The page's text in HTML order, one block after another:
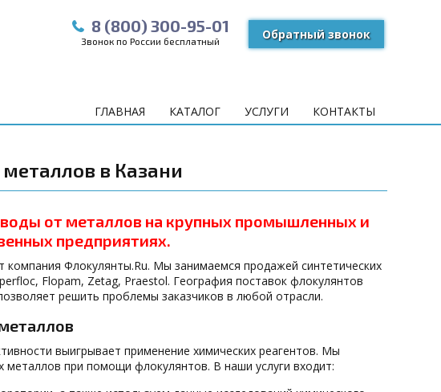
8 (800) 300-95-01
Звонок по России бесплатный Обратный звонок
ГЛАВНАЯ КАТАЛОГ УСЛУГИ КОНТАКТЫ
в Казани
от металлов на крупных промышленных и
предприятиях.
Флокулянты.Ru. Мы занимаемся продажей синтетических
Flopam, Zetag, Praestol. География поставок флокулянтов
решить проблемы заказчиков в любой отрасли.
выигрывает применение химических реагентов. Мы
при помощи флокулянтов. В наши услуги входит: